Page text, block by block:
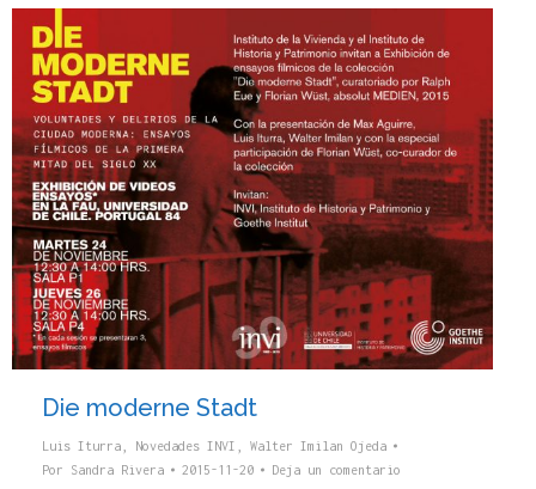
Die moderne Stadt
Luis Iturra Novedades INVI
Walter Imilan Ojeda
Por Sandra Rivera 2015-11-20 Deja un comentario